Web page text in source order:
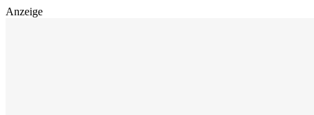
Anzeige